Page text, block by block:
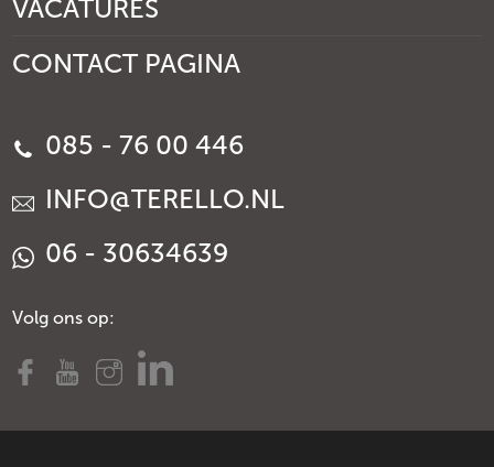
VACATURES
CONTACT PAGINA
085 - 76 00 446
INFO@TERELLO.NL
06 - 30634639
Volg ons op: